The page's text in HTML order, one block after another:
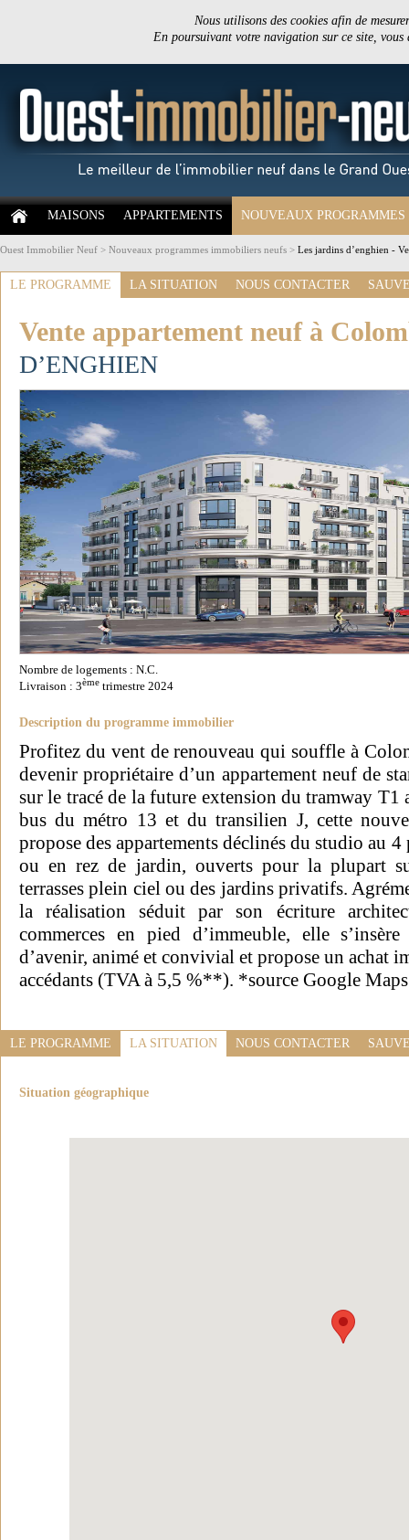
Nous utilisons des cookies afin de
En poursuivant votre navigation sur ce site,
MAISONS APPARTEMENTS NOUVEAUX PROGRAMMES
Ouest Immobilier Neuf > Nouveaux programmes immobiliers neufs > Les jardins d’enghien -
LE PROGRAMME LA SITUATION NOUS CONTACTER
Vente appartement neuf à
D’ENGHIEN
Nombre de logements : N.C.
Livraison : 3ème trimestre 2024
Description du programme immobilier
Profitez du vent de renouveau qui souffle à
devenir propriétaire d’un appartement neuf de
sur le tracé de la future extension du tramway
bus du métro 13 et du transilien J, cette
propose des appartements déclinés du studio au
ou en rez de jardin, ouverts pour la plupart
terrasses plein ciel ou des jardins privatifs.
la réalisation séduit par son écriture
commerces en pied d’immeuble, elle
d’avenir, animé et convivial et propose un achat
accédants (TVA à 5,5 %**). *source Google
LE PROGRAMME LA SITUATION NOUS CONTACTER
Situation géographique